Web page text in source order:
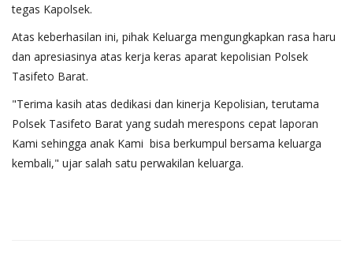
tegas Kapolsek.
Atas keberhasilan ini, pihak Keluarga mengungkapkan rasa haru
dan apresiasinya atas kerja keras aparat kepolisian Polsek
Tasifeto Barat.
"Terima kasih atas dedikasi dan kinerja Kepolisian, terutama
Polsek Tasifeto Barat yang sudah merespons cepat laporan
Kami sehingga anak Kami bisa berkumpul bersama keluarga
kembali," ujar salah satu perwakilan keluarga.